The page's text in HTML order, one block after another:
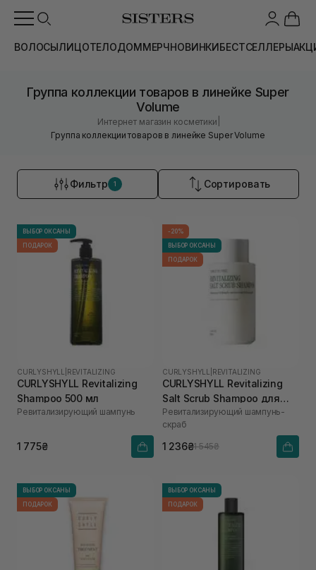
ВОЛОСЫЛИЦОТЕЛОДОММЕРЧНОВИНКИБЕСТСЕЛЛЕРЫ
Группа коллекции товаров в линейке Super
Volume
Интернет магазин косметики
Группа коллекции товаров в линейке Super Volume
Фильтр 1 Сортировать
ВЫБОР ОКСАНЫ
ПОДАРОК
CURLYSHYLL REVITALIZING
CURLYSHYLL Revitalizing
Shampoo 500 мл
Ревитализирующий шампунь
1 775₴
-20%
ВЫБОР ОКСАНЫ
ПОДАРОК
CURLYSHYLL REVITALIZING
CURLYSHYLL Revitalizing
Salt Scrub Shampoo для
ослабленной кожи головы
и тонких волос 300 мл
Ревитализирующий шампунь-
скраб
1 236₴1 545₴
ВЫБОР ОКСАНЫ
ПОДАРОК
ВЫБОР ОКСАНЫ
ПОДАРОК